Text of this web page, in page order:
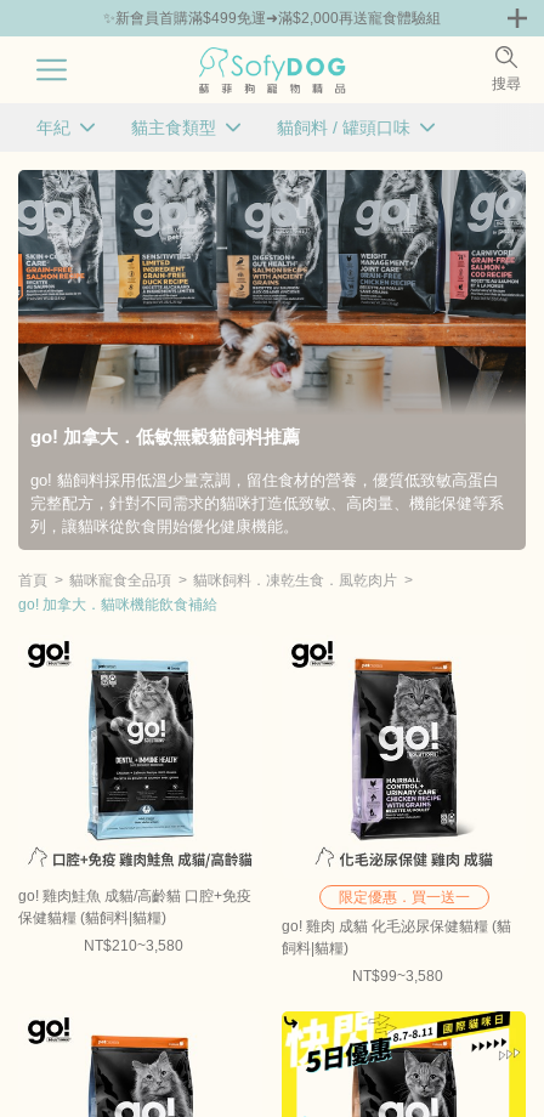
✨新會員首購滿$499免運➜滿$2,000再送寵食體驗組
搜尋
運 | 貓咪體驗組 品牌組合包86折起 主打品牌
go! 加拿大．低敏無穀貓飼料推薦
go! 貓飼料採用低溫少量烹調，留住食材的營養，優質低致敏高蛋白
完整配方，針對不同需求的貓咪打造低致敏、高肉量、機能保健等系
列，讓貓咪從飲食開始優化健康機能。
首頁 貓咪寵食全品項
貓咪飼料．凍乾生食．風乾肉片
go! 加拿大．貓咪機能飲食補給
年紀
老貓 成貓
全齡貓
清除 確定
貓主食類型
顆粒飼料
清除 確定
貓飼料 / 罐頭口味
雞肉 魚類
鴨肉 綜合口味
清除 確定
go! 雞肉鮭魚 成貓/高齡貓 口腔+免疫
保健貓糧 (貓飼料|貓糧)
NT$210~3,580
限定優惠．買一送一
go! 雞肉 成貓 化毛泌尿保健貓糧 (貓
飼料|貓糧)
NT$99~3,580